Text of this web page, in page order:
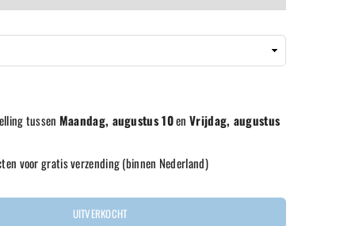
tussen Maandag, augustus 10enVrijdag, augustus
voor gratis verzending (binnen Nederland)
UITVERKOCHT